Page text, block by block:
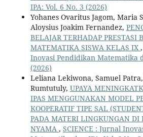
IPA: Vol. 6 No. 3 (2026)
Yohanes Ovaritus Jagom, Maria
Aloysius Joakim Fernandez,
BELAJAR TERHADAP PRESTASI
MATEMATIKA SISWA KELAS IX ,
Inovasi Pendidikan Matematika
(2026)
Leliana Lekiwona, Samuel
Rumtutuly, UPAYA
IPAS MENGGUNAKAN MODEL
KOOPERATIF TIPE SAL
PADA MATERI LINGKUNGAN DI
NYAMA , SCIENCE : Jurnal